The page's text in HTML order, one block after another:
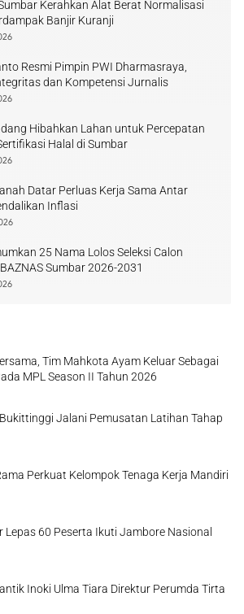
Kerahkan Alat Berat Normalisasi
Banjir Kuranji
Resmi Pimpin PWI Dharmasraya,
dan Kompetensi Jurnalis
Hibahkan Lahan untuk Percepatan
Halal di Sumbar
Datar Perluas Kerja Sama Antar
Inflasi
25 Nama Lolos Seleksi Calon
Sumbar 2026-2031
Tim Mahkota Ayam Keluar Sebagai
MPL Season II Tahun 2026
Jalani Pemusatan Latihan Tahap
Perkuat Kelompok Tenaga Kerja Mandiri
Lepas 60 Peserta Ikuti Jambore Nasional
Inoki Ulma Tiara Direktur Perumda Tirta